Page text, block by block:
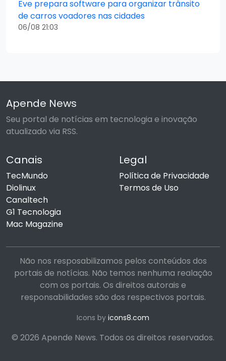
Eve prepara software para organizar trânsito
de carros voadores nas cidades
06/08 21:03
Apende News
Seu portal de notícias em tecnologia e inovação
atualizado via RSS.
Canais
TecMundo
Diolinux
Canaltech
G1 Tecnologia
Mac Magazine
Legal
Política de Privacidade
Termos de Uso
Não nos resposabilizamos pelos conteúdos dos
portais de notícias. Não temos nenhuma realação
com os portais. Os direitos autorais e
responsabilidades são dos respectivos portais.
Icons by icons8.com
© 2026 Apende News. Todos os direitos reservados.